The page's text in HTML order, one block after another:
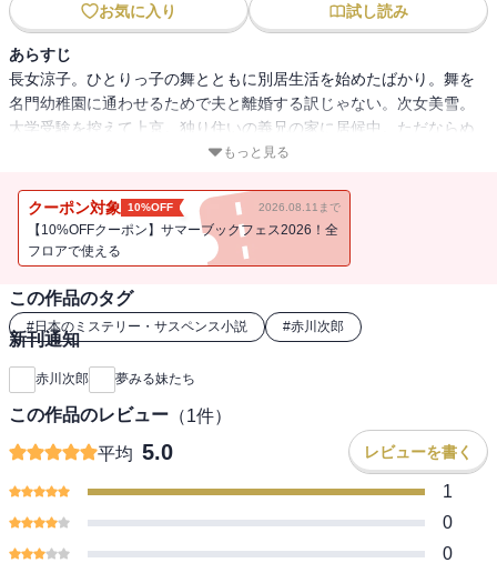
お気に入り 試し読み
あらすじ
長女涼子。ひとりっ子の舞とともに別居生活を始めたばかり。舞を
名門幼稚園に通わせるためで夫と離婚する訳じゃない。次女美雪。
大学受験を控えて上京。独り住いの義兄の家に居候中。ただならぬ
恋の予感を感じている。そして三女由香。オテンバな高校受験生。
次々と波瀾を呼び奇妙な事件が巻き起こる。家族と愛とサスペンス
の物語。
もっと見る
クーポン対象 10%OFF 2026.08.11まで
【10%OFFクーポン】サマーブックフェス2026！全
フロアで使える
この作品のタグ
#日本のミステリー・サスペンス小説 #赤川次郎
新刊通知
赤川次郎 夢みる妹たち
この作品のレビュー （1件）
平均 5.0 レビューを書く
1
0
0